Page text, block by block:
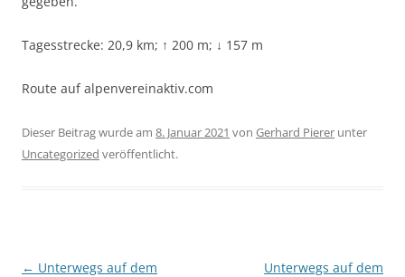
Tagesstrecke: 20,9 km; ↑ 200 m; ↓ 157 m
Route auf alpenvereinaktiv.com
Dieser Beitrag wurde am 8. Januar 2021 von Gerhard Pierer unter
Uncategorized veröffentlicht.
Beitragsnavigation
← Unterwegs auf dem
Unterwegs auf dem